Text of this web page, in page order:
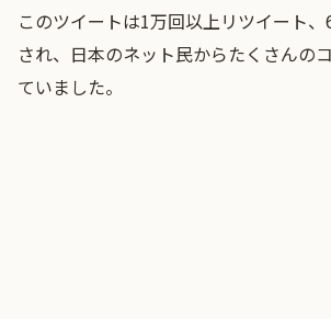
このツイートは1万回以上リツイート
され、日本のネット民からたくさんの
ていました。